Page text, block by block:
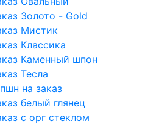
Золото - Gold
Мистик
Классика
Каменный шпон
Тесла
на заказ
белый глянец
с орг стеклом